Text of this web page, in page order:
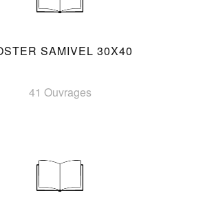
SAMIVEL 30X40
41 Ouvrages